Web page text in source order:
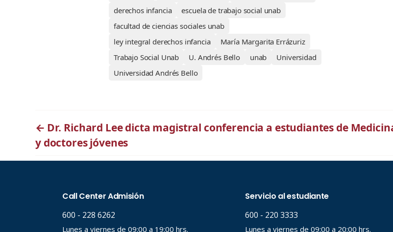
derechos infancia
escuela de trabajo social unab
facultad de ciencias sociales unab
ley integral derechos infancia
María Margarita Errázuriz
Trabajo Social Unab
U. Andrés Bello unab
Universidad
Universidad Andrés Bello
← Dr. Richard Lee dicta magistral conferencia a estudiantes de
y doctores jóvenes